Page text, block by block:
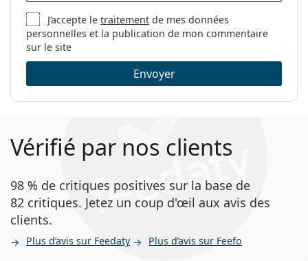
Fabriquant:
Alcon
lentilles:
6
Poids:
17 g
Autres
Lentilles de contact
J’accepte letraitement de mes données
personnelles et la publication de mon commentaire
sur le site
Envoyer
Vérifié par nos clients
98 % de critiques positives sur la base de
82 critiques. Jetez un coup d'œil aux avis des
clients.
Plus d’avis sur Feedaty Plus d’avis sur Feefo